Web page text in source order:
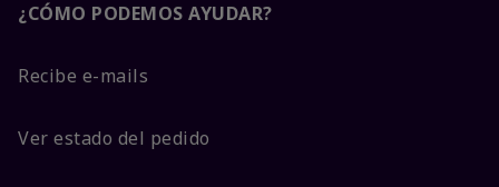
¿CÓMO PODEMOS AYUDAR?
Recibe e-mails
Ver estado del pedido